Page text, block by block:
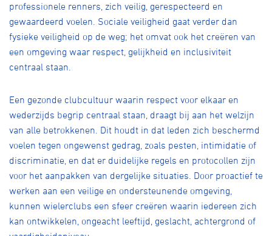
professionele renners, zich veilig, gerespecteerd en
gewaardeerd voelen. Sociale veiligheid gaat verder dan
fysieke veiligheid op de weg; het omvat ook het creëren van
een omgeving waar respect, gelijkheid en inclusiviteit
centraal staan.
Een gezonde clubcultuur waarin respect voor elkaar en
wederzijds begrip centraal staan, draagt bij aan het welzijn
van alle betrokkenen. Dit houdt in dat leden zich beschermd
voelen tegen ongewenst gedrag, zoals pesten, intimidatie of
discriminatie, en dat er duidelijke regels en protocollen zijn
voor het aanpakken van dergelijke situaties. Door proactief te
werken aan een veilige en ondersteunende omgeving,
kunnen wielerclubs een sfeer creëren waarin iedereen zich
kan ontwikkelen, ongeacht leeftijd, geslacht, achtergrond of